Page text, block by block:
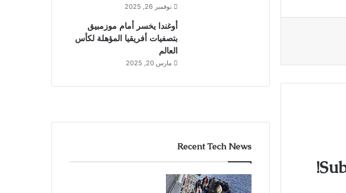
نوفمبر 26, 2025
أوغندا يخسر أمام موزمبيق
بتصفيات أفريقيا المؤهلة لكأس
العالم
مارس 20, 2025
Recent Tech News